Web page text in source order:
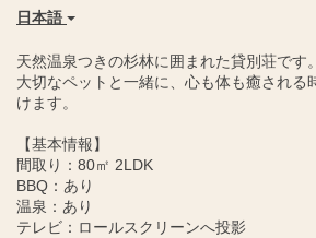
日本語
天然温泉つきの杉林に囲まれた貸別荘です
大切なペットと一緒に、心も体も癒される
けます。
【基本情報】
間取り：80㎡ 2LDK
BBQ：あり
温泉：あり
テレビ：ロールスクリーンへ投影